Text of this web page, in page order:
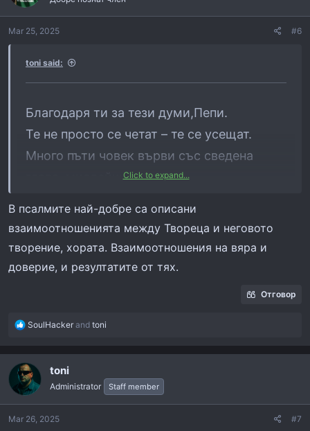
когато е в бедствие; ще го избавя и ще го прославя.
което върша.
s
Mar 25, 2025 #6
toni said:
Благодаря ти за тези думи,Пепи.
Те не просто се четат – те се усещат.
Много пъти човек върви със сведена
глава, мислейки, че е сам…
някой го е държал, без да се вижда
Псалом 91 е като светлина в мъглата – не
те ослепява, а ти показва, че пътят още е
Силата на вярата не е в шумното
когато всичко друго е мрак.
Благодаря, че го напомни.
Click to expand...
В псалмите най-добре са описани
взаимоотношенията между Твореца и неговото
творение, хората. Взаимоотношения на вяра и
доверие, и резултатите от тях.
Отговор
R
c
t
i
s
SoulHacker and toni
toni
Administrator Staff member
Mar 26, 2025 #7